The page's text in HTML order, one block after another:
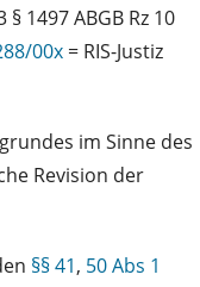
1497 ABGB Rz 10
00x = RIS-Justiz
im Sinne des
Revision der
§§ 41, 50 Abs 1